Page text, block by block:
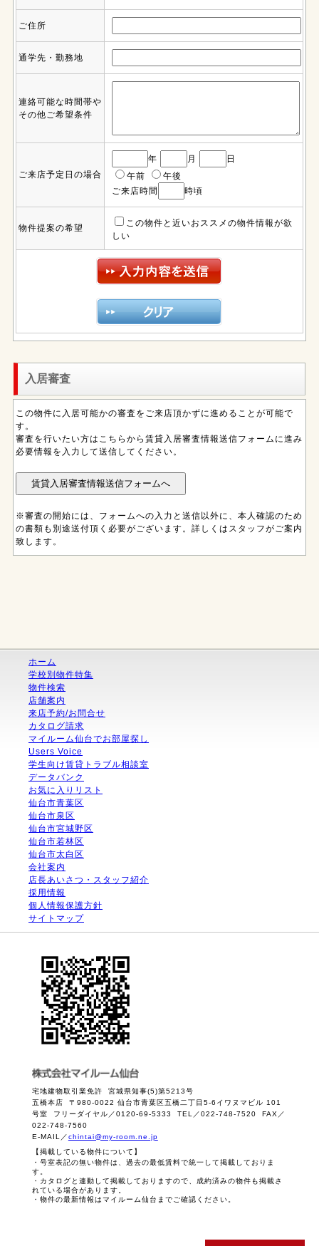
ご住所
通学先・勤務地
連絡可能な時間帯や
その他ご希望条件
ご来店予定日の場合
年 月
日
午前
午後
ご来店時間
時頃
物件提案の希望
この物件と近いおススメの物件情報が欲
しい
入居審査
この物件に入居可能かの審査をご来店頂かずに進めることが可能で
す。
審査を行いたい方はこちらから賃貸入居審査情報送信フォームに進み
必要情報を入力して送信してください。
※審査の開始には、フォームへの入力と送信以外に、本人確認のため
の書類も別途送付頂く必要がございます。詳しくはスタッフがご案内
致します。
ホーム
学校別物件特集
物件検索
店舗案内
来店予約/お問合せ
カタログ請求
マイルーム仙台でお部屋探し
Users Voice
学生向け賃貸トラブル相談室
データバンク
お気に入りリスト
仙台市青葉区
仙台市泉区
仙台市宮城野区
仙台市若林区
仙台市太白区
会社案内
店長あいさつ・スタッフ紹介
採用情報
個人情報保護方針
サイトマップ
宅地建物取引業免許 宮城県知事(5)第5213号
五橋本店 〒980-0022 仙台市青葉区五橋二丁目5-6イワヌマビル 101
号室 フリーダイヤル／0120-69-5333 TEL／022-748-7520 FAX／
022-748-7560
E-MAIL／chintai@my-room.ne.jp
【掲載している物件について】
・号室表記の無い物件は、過去の最低賃料で統一して掲載しておりま
す。
・カタログと連動して掲載しておりますので、成約済みの物件も掲載さ
れている場合があります。
・物件の最新情報はマイルーム仙台までご確認ください。